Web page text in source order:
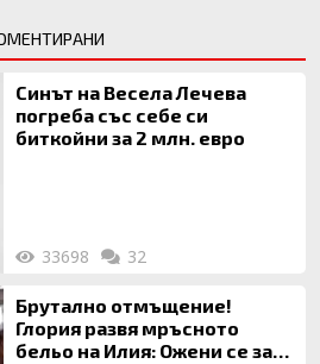
Синът на Весела Лечева
погреба със себе си
биткойни за 2 млн. евро
33698 32
Брутално отмъщение!
Глория развя мръсното
бельо на Илия: Ожени се за